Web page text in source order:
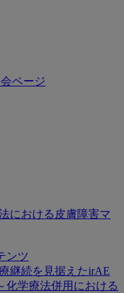
ページ
における皮膚障害マ
ンツ
継続を見据えたirAE
化学療法併用における